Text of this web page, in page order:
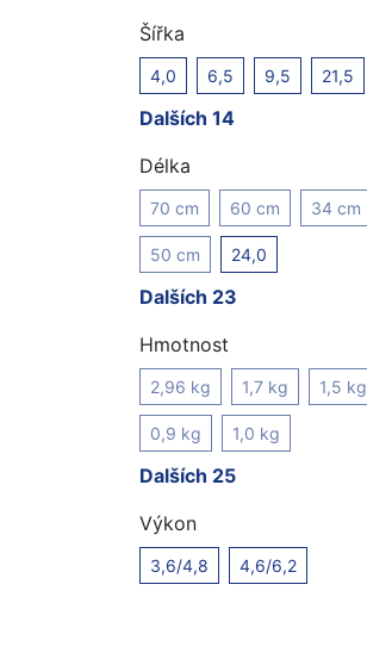
Šířka
4,0 6,5 9,5 21,5
Dalších 14
Délka
70 cm 60 cm 34 cm
50 cm 24,0
Dalších 23
Hmotnost
2,96 kg 1,7 kg 1,5 kg
0,9 kg 1,0 kg
Dalších 25
Výkon
3,6/4,8 4,6/6,2